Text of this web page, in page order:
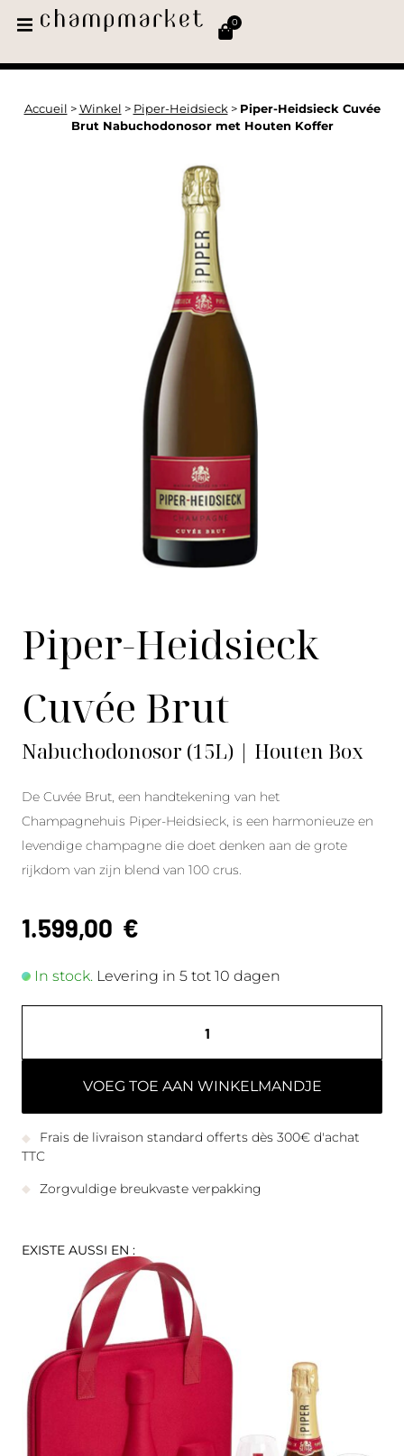
0
Accueil > Winkel > Piper-Heidsieck > Piper-Heidsieck Cuvée
Brut Nabuchodonosor met Houten Koffer
Piper-Heidsieck
Cuvée Brut
Nabuchodonosor (15L) | Houten Box
De Cuvée Brut, een handtekening van het
Champagnehuis Piper-Heidsieck, is een harmonieuze en
levendige champagne die doet denken aan de grote
rijkdom van zijn blend van 100 crus.
1.599,00 €
In stock. Levering in 5 tot 10 dagen
VOEG TOE AAN WINKELMANDJE
Frais de livraison standard offerts dès 300€ d'achat
TTC
Zorgvuldige breukvaste verpakking
EXISTE AUSSI EN :